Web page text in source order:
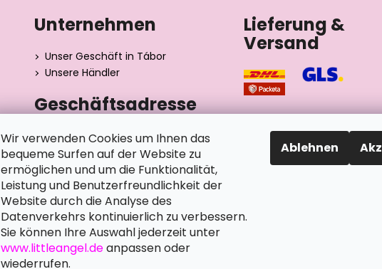
Wir verwenden Cookies um Ihnen das
bequeme Surfen auf der Website zu
ermöglichen und um die Funktionalität,
Leistung und Benutzerfreundlichkeit der
Website durch die Analyse des
Datenverkehrs kontinuierlich zu verbessern.
Sie können Ihre Auswahl jederzeit unter
www.littleangel.deanpassen oder
wiederrufen.
Ablehnen
Unternehmen
Unser Geschäft in Tábor
Unsere Händler
Geschäftsadresse
Dita výrobní družstvo invalidů
Stránského 2510/1
390 02 Tábor
Tschechische Republik
Lieferung &
Versand